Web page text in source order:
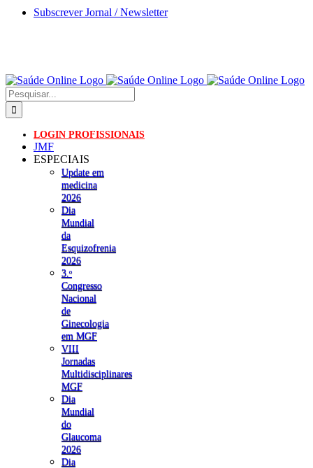
Skip
Subscrever Jornal / Newsletter
Pesquisar
LOGIN PROFISSIONAIS
JMF
ESPECIAIS
Update em
medicina
2026
Dia
Mundial
da
Esquizofrenia
2026
3.ᵒ
Congresso
Nacional
de
Ginecologia
em MGF
VIII
Jornadas
Multidisciplinares
MGF
Dia
Mundial
do
Glaucoma
2026
Dia